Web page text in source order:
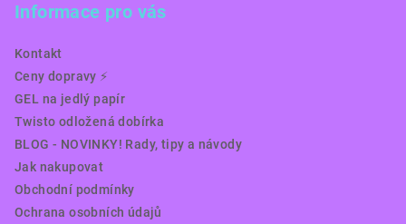
Informace pro vás
Kontakt
Ceny dopravy ⚡️
GEL na jedlý papír
Twisto odložená dobírka
BLOG - NOVINKY! Rady, tipy a návody
Jak nakupovat
Obchodní podmínky
Ochrana osobních údajů